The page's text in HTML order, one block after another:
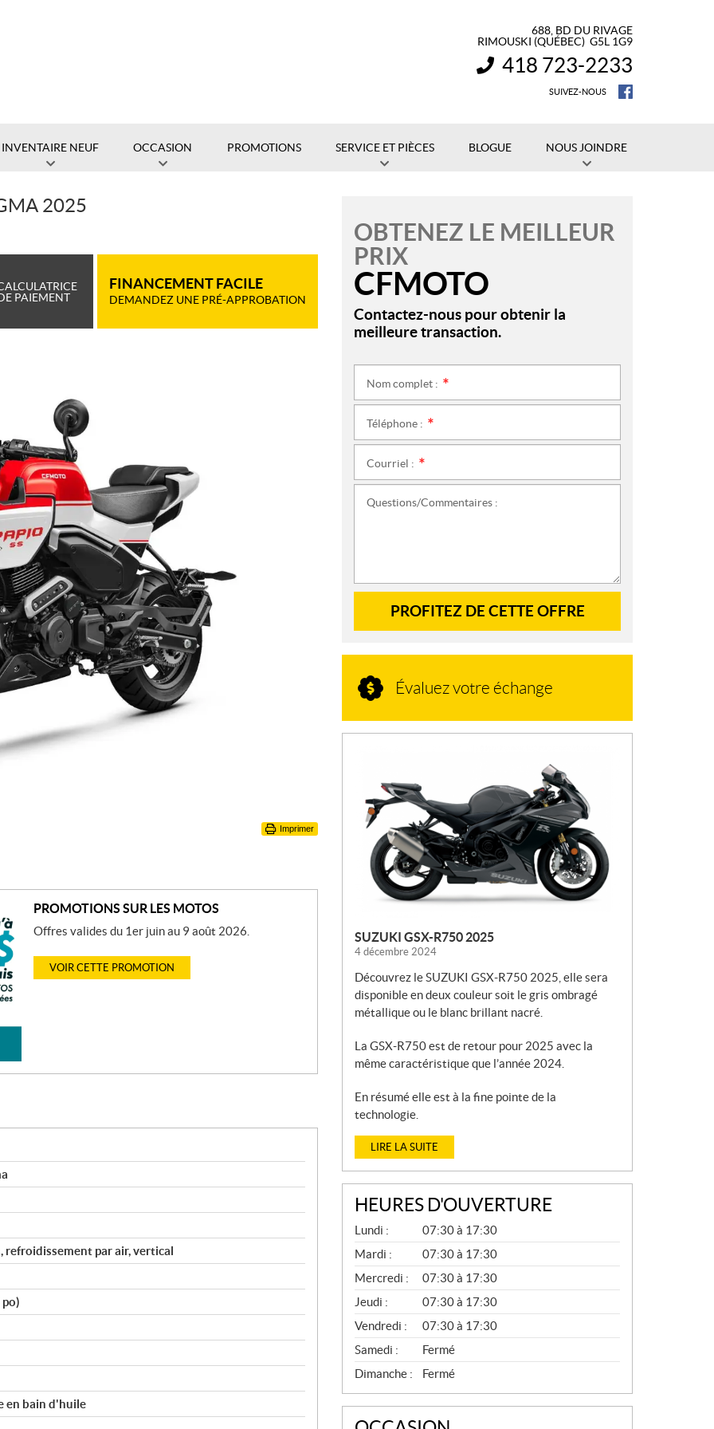
688, BD DU RIVAGE
RIMOUSKI (QUÉBEC) G5L 1G9
INFORMATION :
418 723-2233
SUIVEZ-NOUS
INVENTAIRE NEUF OCCASION PROMOTIONS SERVICE ET PIÈCES BLOGUE NOUS JOINDRE
2025
PAIEMENT
FINANCEMENT FACILE
DEMANDEZ UNE PRÉ-APPROBATION
Imprimer
PROMOTIONS SUR LES MOTOS
Offres valides du 1er juin au 9 août 2026.
VOIR CETTE PROMOTION
refroidissement par air, vertical
en bain d'huile
OBTENEZ LE MEILLEUR
PRIX
CFMOTO
Contactez-nous pour obtenir la
meilleure transaction.
Nom complet :
Téléphone :
Courriel :
Questions/Commentaires :
PROFITEZ DE CETTE OFFRE
Évaluez votre échange
V
SUZUKI GSX-R750 2025
4 décembre 2024
Découvrez le SUZUKI GSX-R750 2025, elle sera
disponible en deux couleur soit le gris ombragé
métallique ou le blanc brillant nacré.
La GSX-R750 est de retour pour 2025 avec la
même caractéristique que l’année 2024.
En résumé elle est à la fine pointe de la
technologie.
LIRE LA SUITE
HEURES D'OUVERTURE
P
I
È
C
E
S
E
T
S
E
R
V
I
C
E
Lundi :
07:30 à 17:30
Mardi :
07:30 à 17:30
Mercredi :
07:30 à 17:30
Jeudi :
07:30 à 17:30
Vendredi :
07:30 à 17:30
Samedi :
Fermé
Dimanche :
Fermé